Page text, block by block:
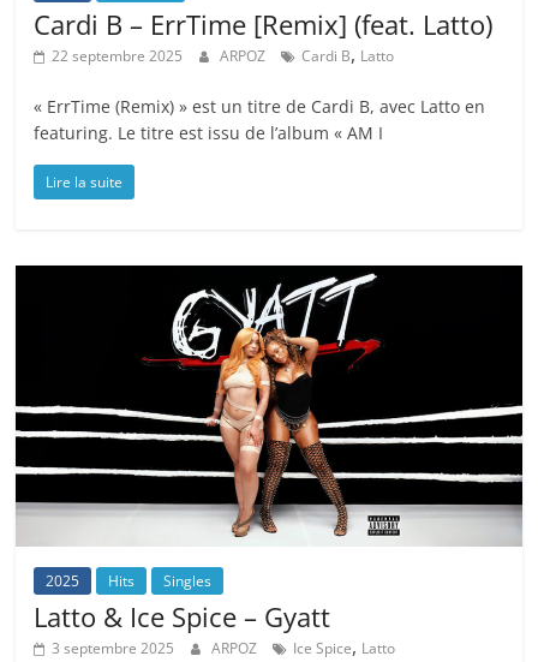
Cardi B – ErrTime [Remix] (feat. Latto)
22 septembre 2025 ARPOZ Cardi B, Latto
« ErrTime (Remix) » est un titre de Cardi B, avec Latto en
featuring. Le titre est issu de l’album « AM I
Lire la suite
2025 Hits Singles
Latto & Ice Spice – Gyatt
3 septembre 2025 ARPOZ Ice Spice, Latto